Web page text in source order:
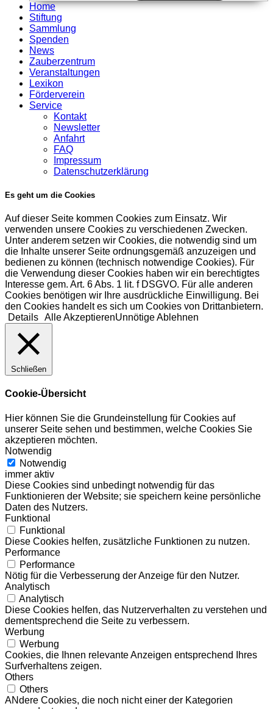
Home
Stiftung
Sammlung
Spenden
News
Zauberzentrum
Veranstaltungen
Lexikon
Förderverein
Service
Kontakt
Newsletter
Anfahrt
FAQ
Impressum
Datenschutzerklärung
Es geht um die Cookies
Auf dieser Seite kommen Cookies zum Einsatz. Wir
verwenden unsere Cookies zu verschiedenen Zwecken.
Unter anderem setzen wir Cookies, die notwendig sind um
die Inhalte unserer Seite ordnungsgemäß anzuzeigen und
bedienen zu können (technisch notwendige Cookies). Für
die Verwendung dieser Cookies haben wir ein berechtigtes
Interesse gem. Art. 6 Abs. 1 lit. f DSGVO. Für alle anderen
Cookies benötigen wir Ihre ausdrückliche Einwilligung. Bei
den Cookies handelt es sich um Cookies von Drittanbietern.
Details Alle AkzeptierenUnnötige Ablehnen
Schließen
Cookie-Übersicht
Hier können Sie die Grundeinstellung für Cookies auf
unserer Seite sehen und bestimmen, welche Cookies Sie
akzeptieren möchten.
Notwendig
Notwendig
immer aktiv
Diese Cookies sind unbedingt notwendig für das
Funktionieren der Website; sie speichern keine persönliche
Daten des Nutzers.
Funktional
Funktional
Diese Cookies helfen, zusätzliche Funktionen zu nutzen.
Performance
Performance
Nötig für die Verbesserung der Anzeige für den Nutzer.
Analytisch
Analytisch
Diese Cookies helfen, das Nutzerverhalten zu verstehen und
dementsprechend die Seite zu verbessern.
Werbung
Werbung
Cookies, die Ihnen relevante Anzeigen entsprechend Ihres
Surfverhaltens zeigen.
Others
Others
ANdere Cookies, die noch nicht einer der Kategorien